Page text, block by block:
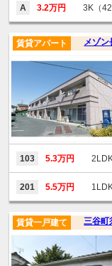
A 3.2万円 3K（
メゾン
賃貸アパート
103 5.3万円
201 5.5万円
三谷
賃貸一戸建て